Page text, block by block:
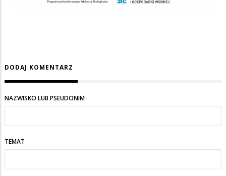
DODAJ KOMENTARZ
NAZWISKO LUB PSEUDONIM
TEMAT